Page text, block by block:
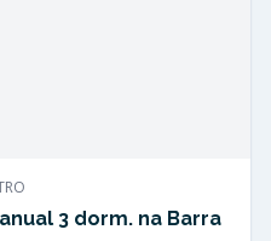
3 dorm. na Barra